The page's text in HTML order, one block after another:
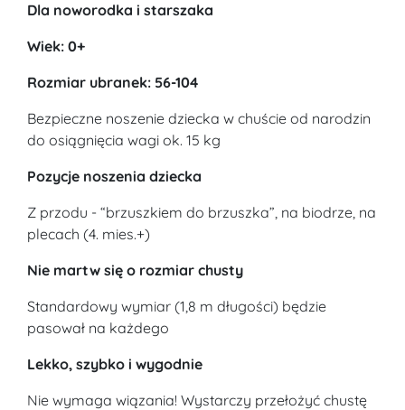
Dla noworodka i starszaka
Wiek: 0+
Rozmiar ubranek: 56-104
Bezpieczne noszenie dziecka w chuście od narodzin
do osiągnięcia wagi ok. 15 kg
Pozycje noszenia dziecka
Z przodu - “brzuszkiem do brzuszka”, na biodrze, na
plecach (4. mies.+)
Nie martw się o rozmiar chusty
Standardowy wymiar (1,8 m długości) będzie
pasował na każdego
Lekko, szybko i wygodnie
Nie wymaga wiązania! Wystarczy przełożyć chustę